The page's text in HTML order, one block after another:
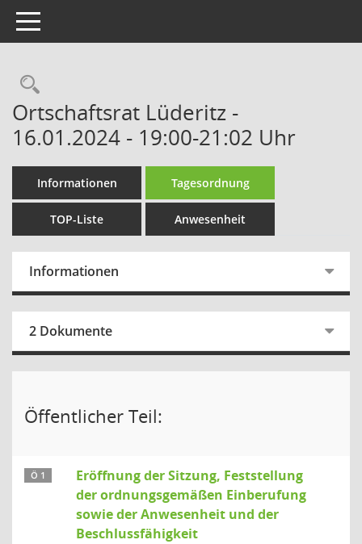
Toggle navigation
Rechercheauswahl
Ortschaftsrat Lüderitz -
16.01.2024 - 19:00-21:02 Uhr
Informationen Tagesordnung
TOP-Liste Anwesenheit
Informationen
2 Dokumente
Öffentlicher Teil:
Ö 1
Eröffnung der Sitzung, Feststellung
der ordnungsgemäßen Einberufung
sowie der Anwesenheit und der
Beschlussfähigkeit